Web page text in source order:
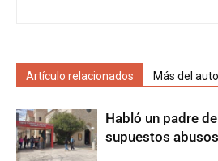
Artículo relacionados Más del
Habló un padre
supuestos